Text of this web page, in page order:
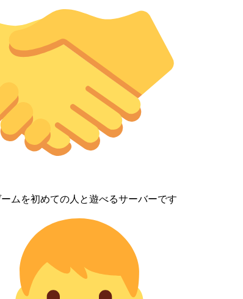
ムを初めての人と遊べるサーバーです